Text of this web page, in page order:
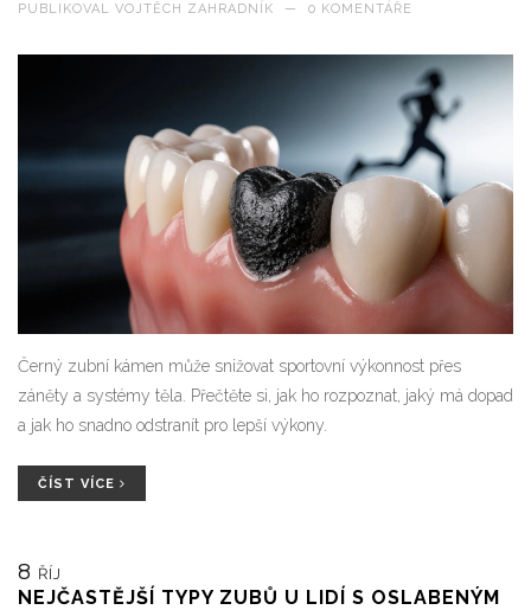
PUBLIKOVAL VOJTĚCH ZAHRADNÍK — 0 KOMENTÁŘE
Černý zubní kámen může snižovat sportovní výkonnost přes
záněty a systémy těla. Přečtěte si, jak ho rozpoznat, jaký má dopad
a jak ho snadno odstranít pro lepší výkony.
ČÍST VÍCE
8 ŘÍJ
NEJČASTĚJŠÍ TYPY ZUBŮ U LIDÍ S OSLABENÝM